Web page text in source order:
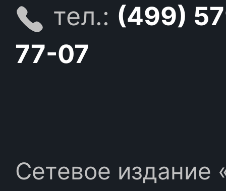
тел.: (499)
77-07
Сетевое издание